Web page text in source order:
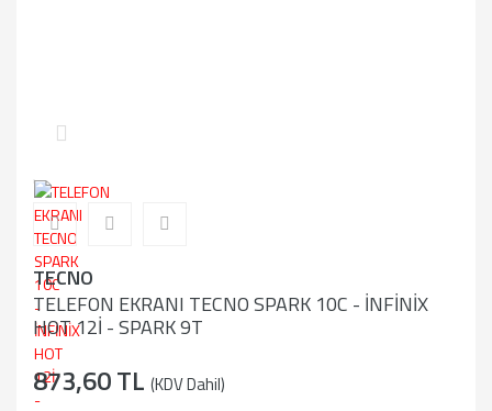
TECNO
TELEFON EKRANI TECNO SPARK 10C - İNFİNİX
HOT 12İ - SPARK 9T
873,60 TL (KDV Dahil)